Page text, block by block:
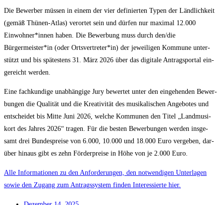
Die Bewer­ber müs­sen in einem der vier defi­nier­ten Typen der Länd­lich­keit
(gemäß Thü­nen-Atlas) ver­or­tet sein und dür­fen nur maxi­mal 12.000
Einwohner*innen haben. Die Bewer­bung muss durch den/​die
Bürgermeister*in (oder Ortsvertreter*in) der jewei­li­gen Kom­mu­ne unter­
stützt und bis spä­tes­tens 31. März 2026 über das digi­ta­le Antrag­spor­tal ein­
ge­reicht werden.
Eine fach­kun­di­ge unab­hän­gi­ge Jury bewer­tet unter den ein­ge­hen­den Bewer­
bun­gen die Qua­li­tät und die Krea­ti­vi­tät des musi­ka­li­schen Ange­bo­tes und
ent­schei­det bis Mit­te Juni 2026, wel­che Kom­mu­nen den Titel „Land­mu­si­
kort des Jah­res 2026“ tra­gen. Für die bes­ten Bewer­bun­gen wer­den ins­ge­
samt drei Bun­des­prei­se von 6.000, 10.000 und 18.000 Euro ver­ge­ben, dar­
über hin­aus gibt es zehn För­der­prei­se in Höhe von je 2.000 Euro.
Alle Infor­ma­tio­nen zu den Anfor­de­run­gen, den not­wen­di­gen Unter­la­gen
sowie den Zugang zum Antrags­sys­tem fin­den Inter­es­sier­te hier.